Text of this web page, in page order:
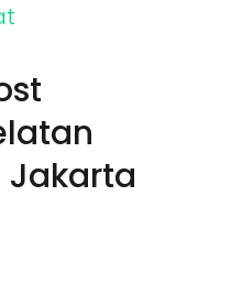
Jakarta